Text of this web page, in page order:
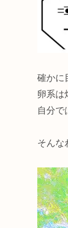
確かに
卵系は
自分で
そんな